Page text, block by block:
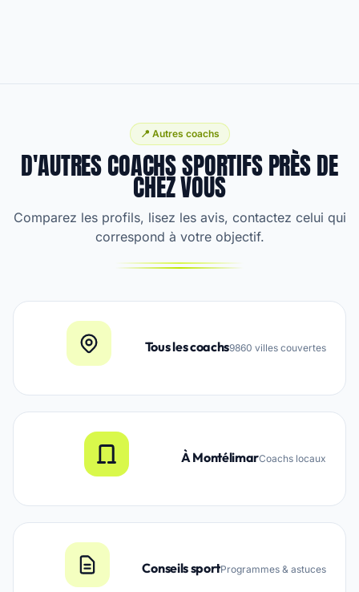
📍 Autres coachs
D'AUTRES COACHS SPORTIFS PRÈS DE
CHEZ VOUS
Comparez les profils, lisez les avis, contactez celui qui
correspond à votre objectif.
Tous les coachs9860 villes couvertes
À MontélimarCoachs locaux
Conseils sportProgrammes & astuces